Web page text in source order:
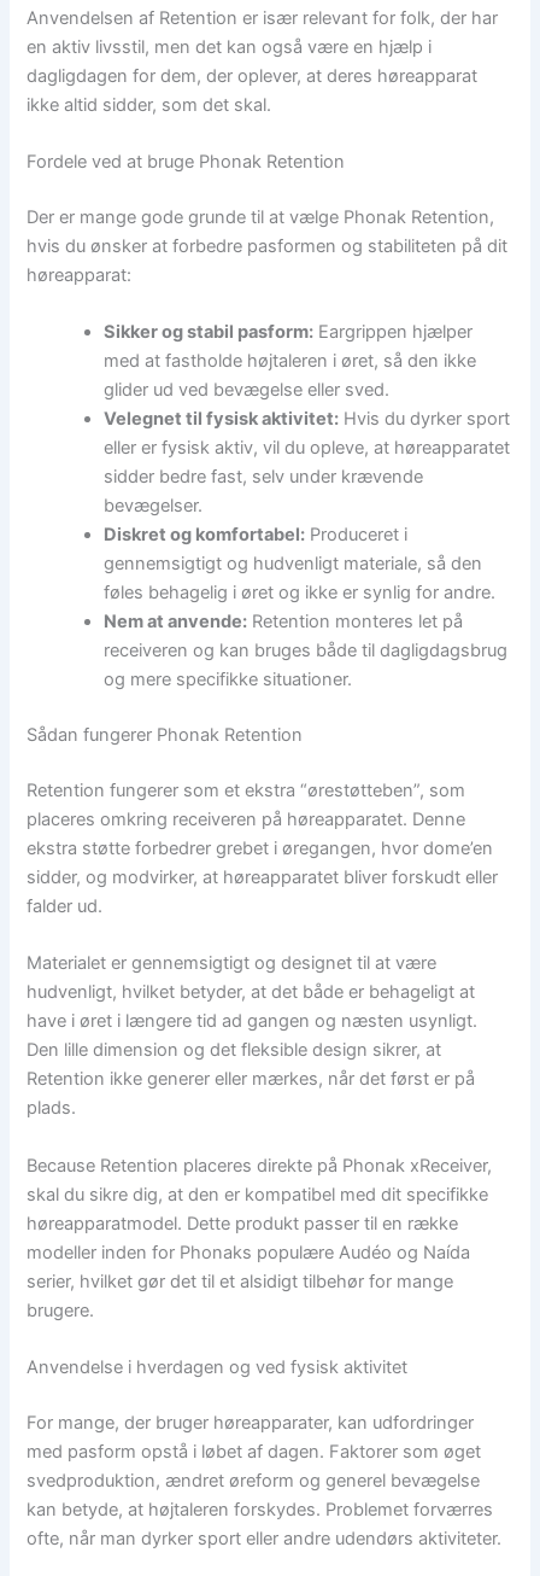
Anvendelsen af Retention er især relevant for folk, der har
en aktiv livsstil, men det kan også være en hjælp i
dagligdagen for dem, der oplever, at deres høreapparat
ikke altid sidder, som det skal.
Fordele ved at bruge Phonak Retention
Der er mange gode grunde til at vælge Phonak Retention,
hvis du ønsker at forbedre pasformen og stabiliteten på dit
høreapparat:
Sikker og stabil pasform: Eargrippen hjælper
med at fastholde højtaleren i øret, så den ikke
glider ud ved bevægelse eller sved.
Velegnet til fysisk aktivitet: Hvis du dyrker sport
eller er fysisk aktiv, vil du opleve, at høreapparatet
sidder bedre fast, selv under krævende
bevægelser.
Diskret og komfortabel: Produceret i
gennemsigtigt og hudvenligt materiale, så den
føles behagelig i øret og ikke er synlig for andre.
Nem at anvende: Retention monteres let på
receiveren og kan bruges både til dagligdagsbrug
og mere specifikke situationer.
Sådan fungerer Phonak Retention
Retention fungerer som et ekstra “ørestøtteben”, som
placeres omkring receiveren på høreapparatet. Denne
ekstra støtte forbedrer grebet i øregangen, hvor dome’en
sidder, og modvirker, at høreapparatet bliver forskudt eller
falder ud.
Materialet er gennemsigtigt og designet til at være
hudvenligt, hvilket betyder, at det både er behageligt at
have i øret i længere tid ad gangen og næsten usynligt.
Den lille dimension og det fleksible design sikrer, at
Retention ikke generer eller mærkes, når det først er på
plads.
Because Retention placeres direkte på Phonak xReceiver,
skal du sikre dig, at den er kompatibel med dit specifikke
høreapparatmodel. Dette produkt passer til en række
modeller inden for Phonaks populære Audéo og Naída
serier, hvilket gør det til et alsidigt tilbehør for mange
brugere.
Anvendelse i hverdagen og ved fysisk aktivitet
For mange, der bruger høreapparater, kan udfordringer
med pasform opstå i løbet af dagen. Faktorer som øget
svedproduktion, ændret øreform og generel bevægelse
kan betyde, at højtaleren forskydes. Problemet forværres
ofte, når man dyrker sport eller andre udendørs aktiviteter.